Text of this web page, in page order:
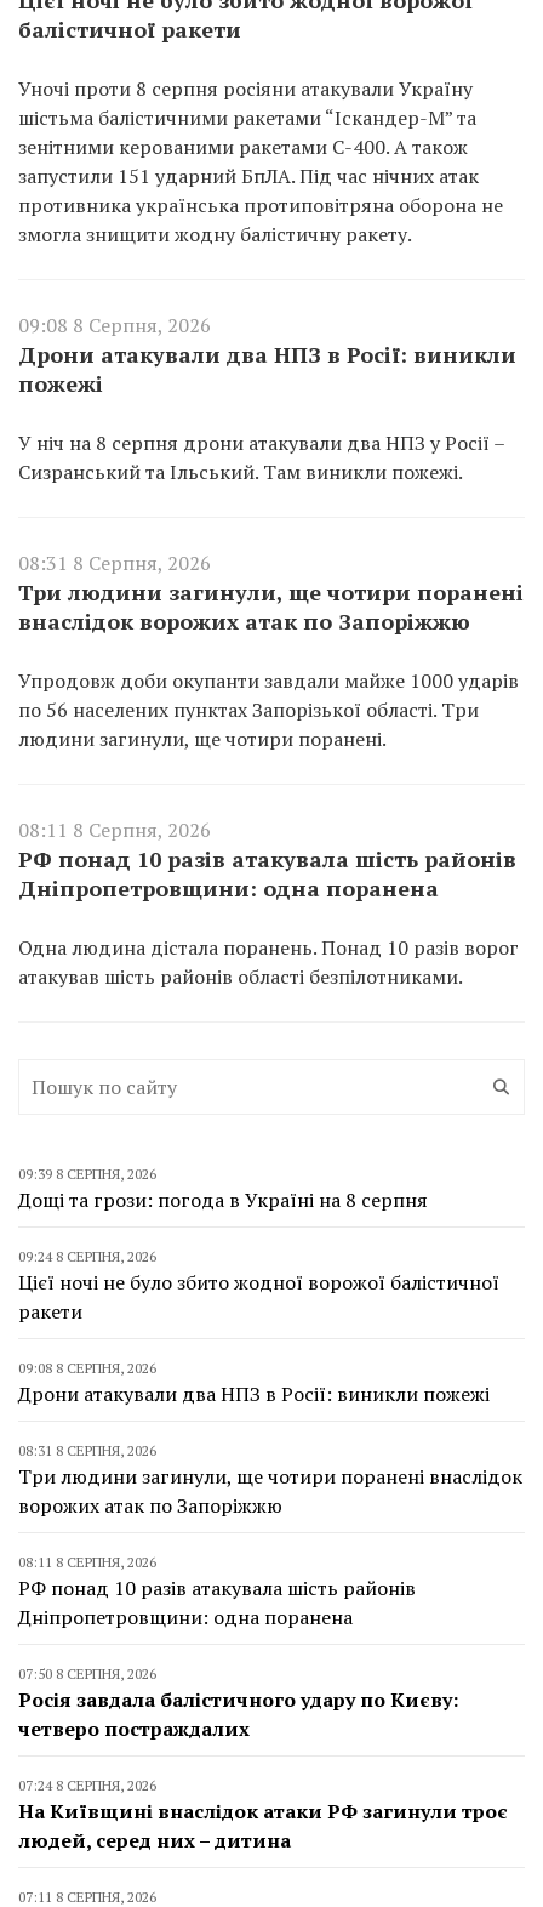
балістичної ракети
Уночі проти 8 серпня росіяни атакували Україну
шістьма балістичними ракетами “Іскандер-М” та
зенітними керованими ракетами С-400. А також
запустили 151 ударний БпЛА. Під час нічних атак
противника українська протиповітряна оборона не
змогла знищити жодну балістичну ракету.
09:08 8 Серпня, 2026
Дрони атакували два НПЗ в Росії: виникли
пожежі
У ніч на 8 серпня дрони атакували два НПЗ у Росії –
Сизранський та Ільський. Там виникли пожежі.
08:31 8 Серпня, 2026
Три людини загинули, ще чотири поранені
внаслідок ворожих атак по Запоріжжю
Упродовж доби окупанти завдали майже 1000 ударів
по 56 населених пунктах Запорізької області. Три
людини загинули, ще чотири поранені.
08:11 8 Серпня, 2026
РФ понад 10 разів атакувала шість районів
Дніпропетровщини: одна поранена
Одна людина дістала поранень. Понад 10 разів ворог
атакував шість районів області безпілотниками.
09:39 8 СЕРПНЯ, 2026
Дощі та грози: погода в Україні на 8 серпня
09:24 8 СЕРПНЯ, 2026
Цієї ночі не було збито жодної ворожої балістичної
ракети
09:08 8 СЕРПНЯ, 2026
Дрони атакували два НПЗ в Росії: виникли пожежі
08:31 8 СЕРПНЯ, 2026
Три людини загинули, ще чотири поранені внаслідок
ворожих атак по Запоріжжю
08:11 8 СЕРПНЯ, 2026
РФ понад 10 разів атакувала шість районів
Дніпропетровщини: одна поранена
07:50 8 СЕРПНЯ, 2026
Росія завдала балістичного удару по Києву:
четверо постраждалих
07:24 8 СЕРПНЯ, 2026
На Київщині внаслідок атаки РФ загинули троє
людей, серед них – дитина
07:11 8 СЕРПНЯ, 2026